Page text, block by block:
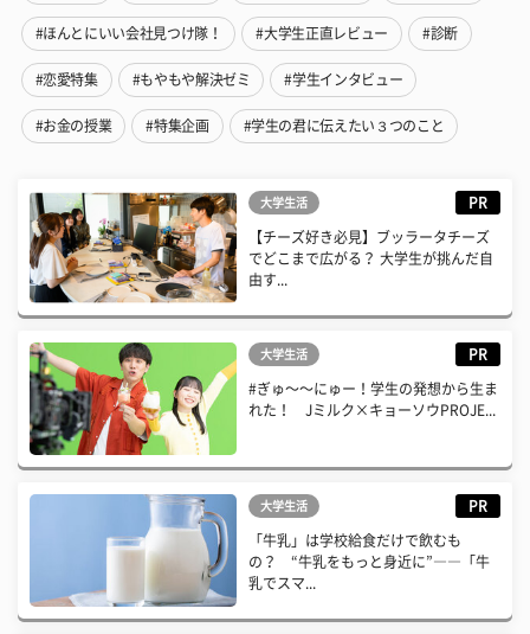
#ほんとにいい会社見つけ隊！ #大学生正直レビュー #診断
#恋愛特集 #もやもや解決ゼミ #学生インタビュー
#お金の授業 #特集企画 #学生の君に伝えたい３つのこと
大学生活 PR
【チーズ好き必見】ブッラータチーズ
でどこまで広がる？ 大学生が挑んだ自
由す...
大学生活 PR
#ぎゅ〜〜にゅー！学生の発想から生ま
れた！ Jミルク×キョーソウPROJE...
大学生活 PR
「牛乳」は学校給食だけで飲むも
の？ “牛乳をもっと身近に”――「牛
乳でスマ...